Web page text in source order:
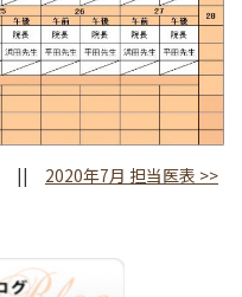
|| 2020年7月 担当医表 >>